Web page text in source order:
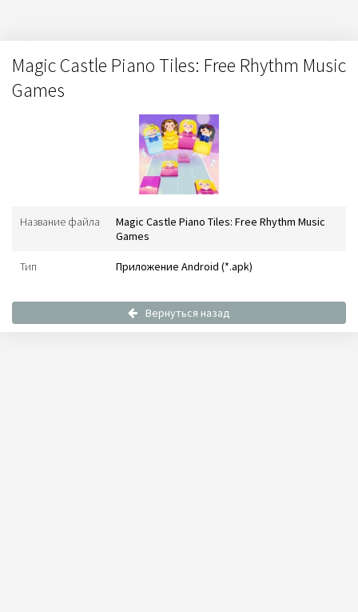
Magic Castle Piano Tiles: Free Rhythm Music
Games
Название файла
Magic Castle Piano Tiles: Free Rhythm Music
Games
Тип Приложение Android (*.apk)
Вернуться назад